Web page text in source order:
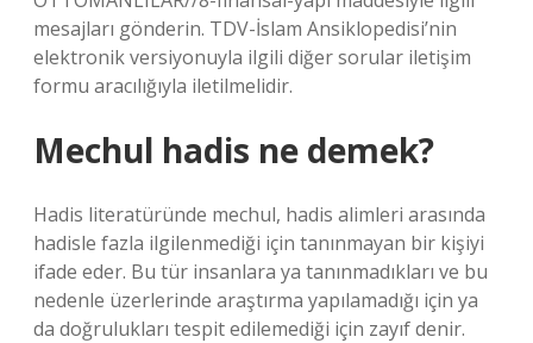
mesajları gönderin. TDV-İslam Ansiklopedisi’nin
elektronik versiyonuyla ilgili diğer sorular iletişim
formu aracılığıyla iletilmelidir.
Mechul hadis ne demek?
Hadis literatüründe mechul, hadis alimleri arasında
hadisle fazla ilgilenmediği için tanınmayan bir kişiyi
ifade eder. Bu tür insanlara ya tanınmadıkları ve bu
nedenle üzerlerinde araştırma yapılamadığı için ya
da doğrulukları tespit edilemediği için zayıf denir.